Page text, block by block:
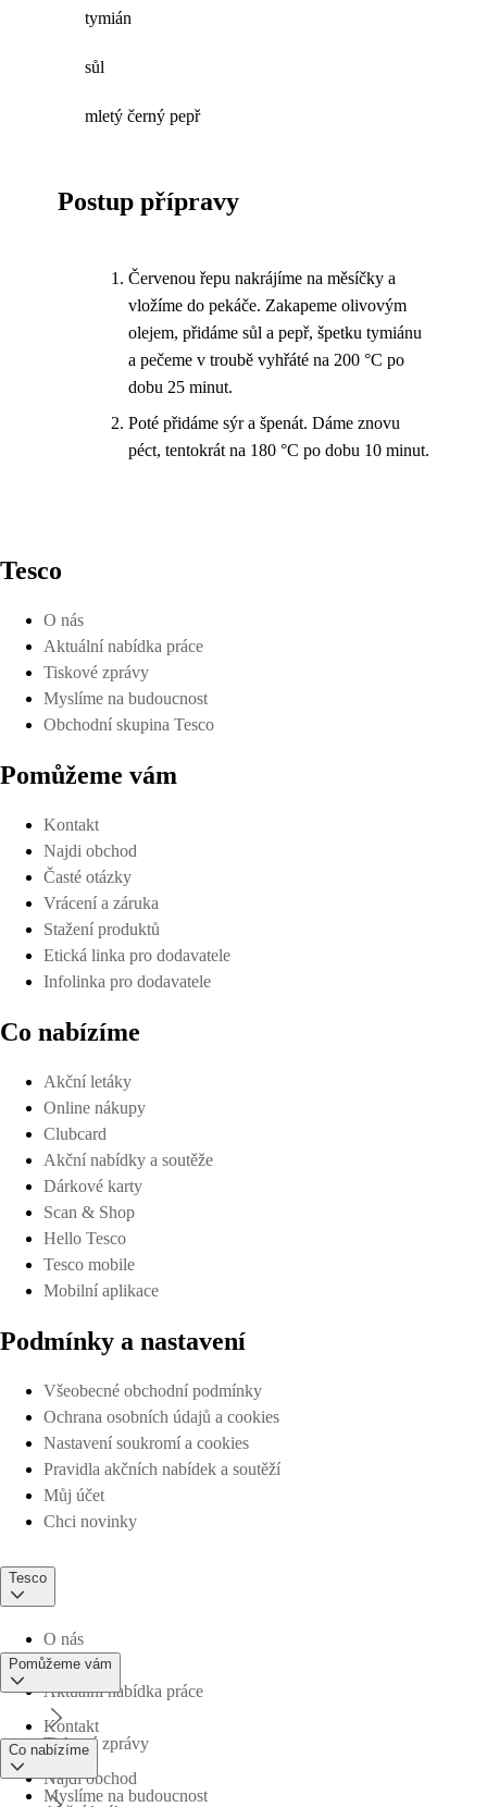
tymián
sůl
mletý černý pepř
Postup přípravy
Červenou řepu nakrájíme na měsíčky a
vložíme do pekáče. Zakapeme olivovým
olejem, přidáme sůl a pepř, špetku tymiánu
a pečeme v troubě vyhřáté na 200 °C po
dobu 25 minut.
Poté přidáme sýr a špenát. Dáme znovu
péct, tentokrát na 180 °C po dobu 10 minut.
Tesco
O nás
Aktuální nabídka práce
Tiskové zprávy
Myslíme na budoucnost
Obchodní skupina Tesco
Pomůžeme vám
Kontakt
Najdi obchod
Časté otázky
Vrácení a záruka
Stažení produktů
Etická linka pro dodavatele
Infolinka pro dodavatele
Co nabízíme
Akční letáky
Online nákupy
Clubcard
Akční nabídky a soutěže
Dárkové karty
Scan & Shop
Hello Tesco
Tesco mobile
Mobilní aplikace
Podmínky a nastavení
Všeobecné obchodní podmínky
Ochrana osobních údajů a cookies
Nastavení soukromí a cookies
Pravidla akčních nabídek a soutěží
Můj účet
Chci novinky
Tesco
O nás
Aktuální nabídka práce
Tiskové zprávy
Myslíme na budoucnost
Pomůžeme vám
Kontakt
Najdi obchod
Co nabízíme